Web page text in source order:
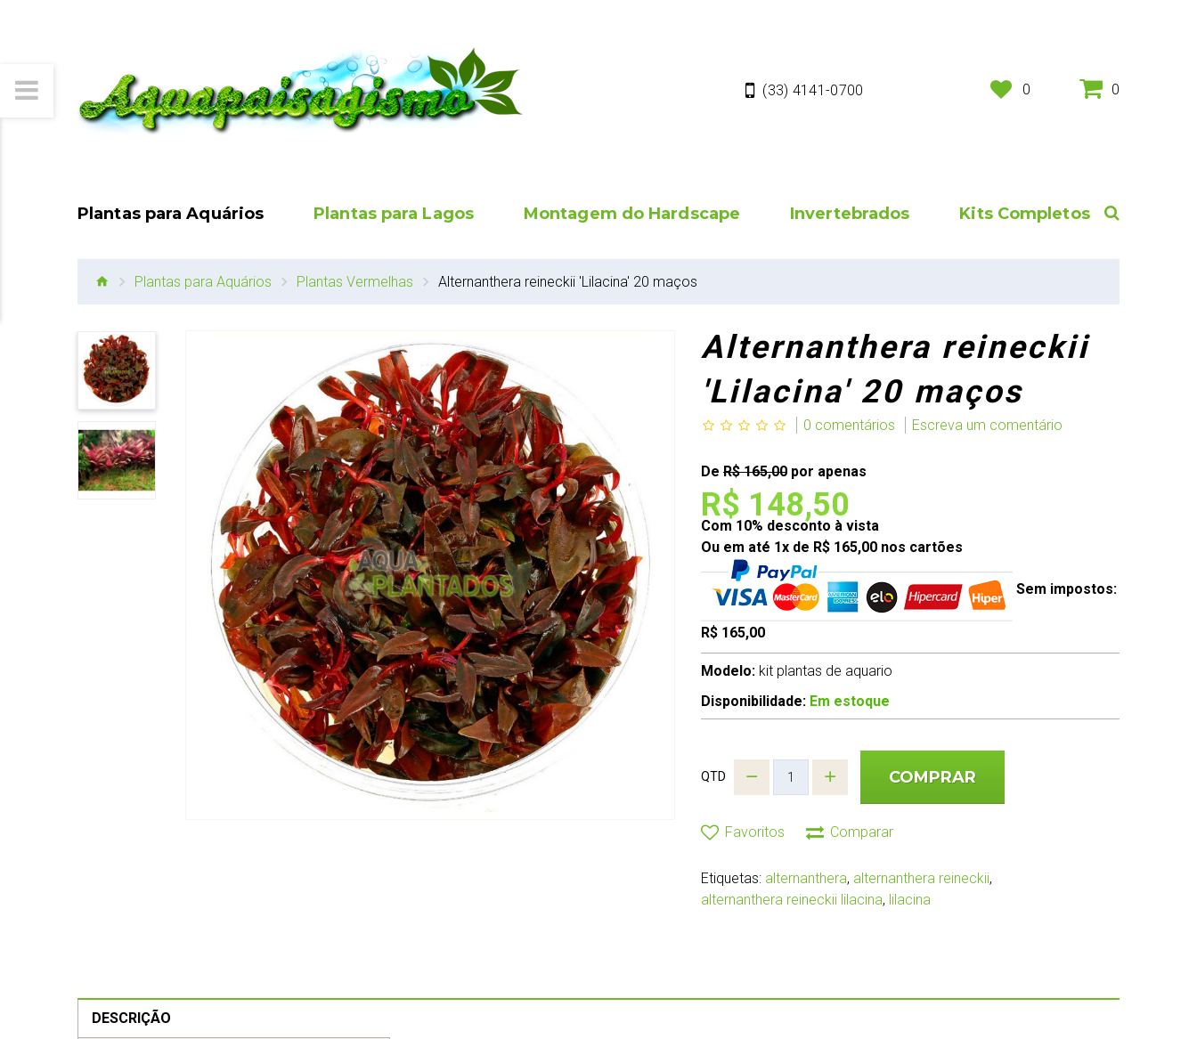
(33) 4141-0700 0 0
Plantas para Aquários Plantas para Lagos Montagem do Hardscape Invertebrados Kits Completos
Plantas para Aquários Plantas Vermelhas Alternanthera reineckii 'Lilacina' 20 maços
Alternanthera reineckii
'Lilacina' 20 maços
0 comentários Escreva um comentário
De R$ 165,00 por apenas
R$ 148,50
Com 10% desconto à vista
Ou em até 1x de R$ 165,00 nos cartões
Sem impostos:
R$ 165,00
Modelo: kit plantas de aquario
Disponibilidade: Em estoque
QTD COMPRAR
Favoritos Comparar
Etiquetas: alternanthera, alternanthera reineckii,
alternanthera reineckii lilacina, lilacina
DESCRIÇÃO